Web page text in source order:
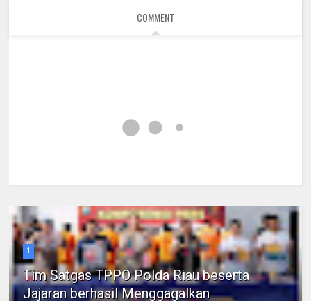
COMMENT
1
Tim Satgas TPPO Polda Riau beserta
Jajaran berhasil Menggagalkan